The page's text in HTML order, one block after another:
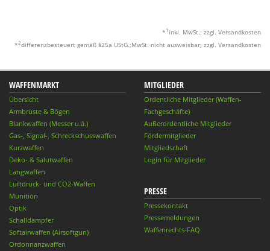
* 1 inkl. MwSt.; zzgl. Versandkosten
*2differenzbesteuert gemäß §25a UStG.;MwSt. nicht ausweisbar; zzgl. Versandkosten
WAFFENMARKT
Übersicht
Armbrüste & Bögen
Blankwaffen (Messer u.ä.)
Gas-, Signal-, Schreckschusswaffen
Kurzwaffen
Deko- & Salutwaffen
Langwaffen
Luftdruck- und CO2-Waffen
Munition
Optik
Schalldämpfer
Softairwaffen (Airsoftgun)
Ordonnanzwaffen
MITGLIEDER
Ordentliche Mitglieder (Waffen-
Fachgeschäfte)
Außerordentliche Mitglieder
Fördermitglieder
Mitgliedschaft
Login für Mitglieder
PRESSE
Pressekontakt
Pressemeldungen
Waffenrechts-FAQ